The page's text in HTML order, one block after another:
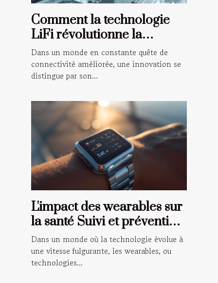
Comment la technologie
LiFi révolutionne la
connectivité sans fil
Analyse détaillée et avenir
Dans un monde en constante quête de
connectivité améliorée, une innovation se
distingue par son...
L'impact des wearables sur
la santé Suivi et prévention
personnalisés grâce à la
technologie portable
Dans un monde où la technologie évolue à
une vitesse fulgurante, les wearables, ou
technologies...